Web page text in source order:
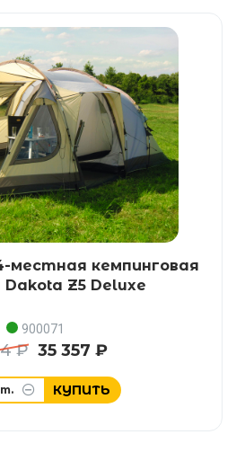
местная кемпинговая
Z5 Deluxe
900071
₽ 35 357 ₽
КУПИТЬ